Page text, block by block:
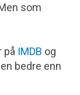
som
på IMDB og
bedre enn